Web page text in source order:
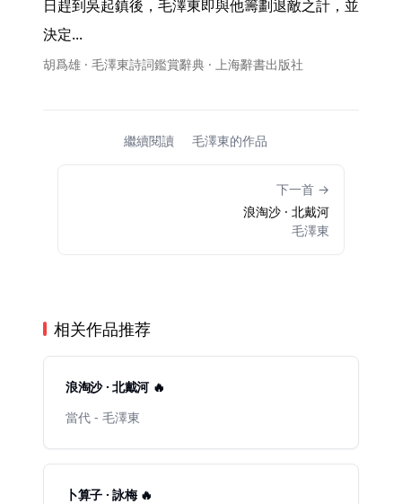
日趕到吳起鎮後，毛澤東即與他籌劃退敵之計，並
決定...
胡爲雄 · 毛澤東詩詞鑑賞辭典 · 上海辭書出版社
繼續閱讀 毛澤東的作品
下一首 →
浪淘沙 · 北戴河
毛澤東
相关作品推荐
浪淘沙 · 北戴河 🔥
當代 - 毛澤東
卜算子 · 詠梅 🔥